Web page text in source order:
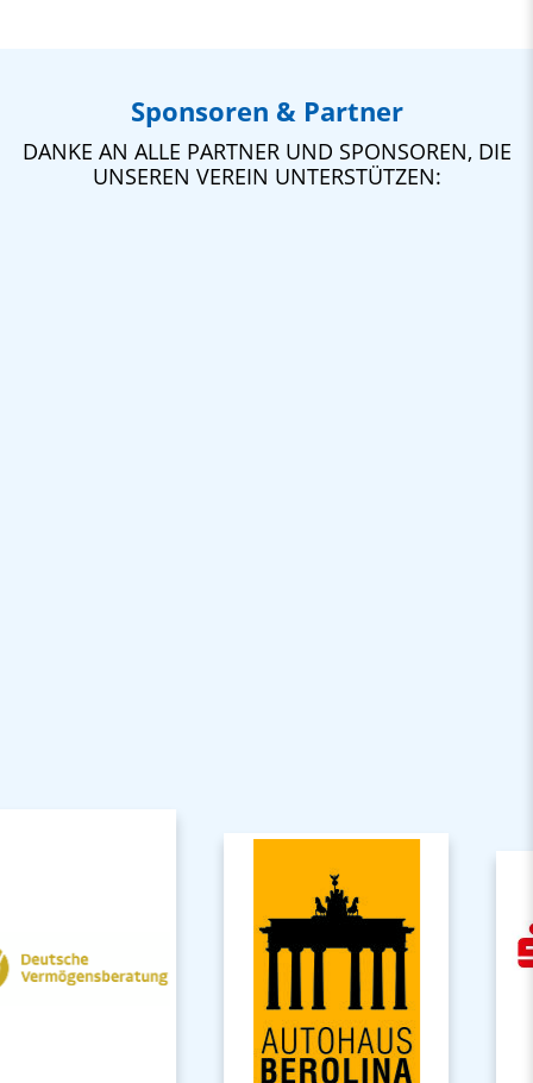
Sponsoren & Partner
DANKE AN ALLE PARTNER UND SPONSOREN, DIE
UNSEREN VEREIN UNTERSTÜTZEN: